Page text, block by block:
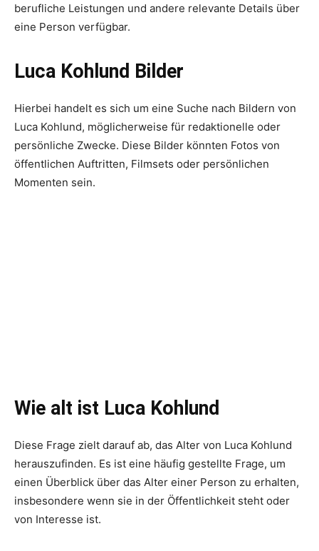
berufliche Leistungen und andere relevante Details über
eine Person verfügbar.
Luca Kohlund Bilder
Hierbei handelt es sich um eine Suche nach Bildern von
Luca Kohlund, möglicherweise für redaktionelle oder
persönliche Zwecke. Diese Bilder könnten Fotos von
öffentlichen Auftritten, Filmsets oder persönlichen
Momenten sein.
Wie alt ist Luca Kohlund
Diese Frage zielt darauf ab, das Alter von Luca Kohlund
herauszufinden. Es ist eine häufig gestellte Frage, um
einen Überblick über das Alter einer Person zu erhalten,
insbesondere wenn sie in der Öffentlichkeit steht oder
von Interesse ist.